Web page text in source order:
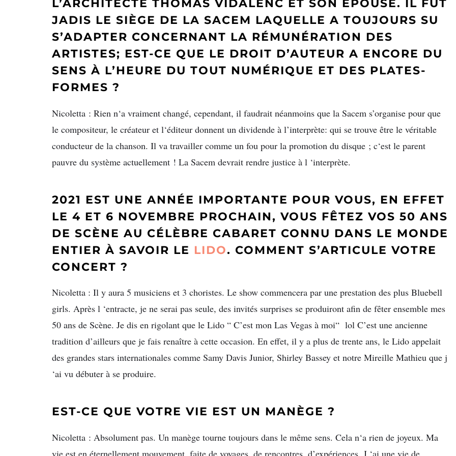
L’ARCHITECTE THOMAS VIDALENC ET SON ÉPOUSE. IL FUT
JADIS LE SIÈGE DE LA SACEM LAQUELLE A TOUJOURS SU
S’ADAPTER CONCERNANT LA RÉMUNÉRATION DES
ARTISTES; EST-CE QUE LE DROIT D’AUTEUR A ENCORE DU
SENS À L’HEURE DU TOUT NUMÉRIQUE ET DES PLATES-
FORMES ?
Nicoletta : Rien n‘a vraiment changé, cependant, il faudrait néanmoins que la Sacem s’organise pour que
le compositeur, le créateur et l‘éditeur donnent un dividende à l’interprète: qui se trouve être le véritable
conducteur de la chanson. Il va travailler comme un fou pour la promotion du disque ; c‘est le parent
pauvre du système actuellement ! La Sacem devrait rendre justice à l ‘interprète.
2021 EST UNE ANNÉE IMPORTANTE POUR VOUS, EN EFFET
LE 4 ET 6 NOVEMBRE PROCHAIN, VOUS FÊTEZ VOS 50 ANS
DE SCÈNE AU CÉLÈBRE CABARET CONNU DANS LE MONDE
ENTIER À SAVOIR LE LIDO. COMMENT S’ARTICULE VOTRE
CONCERT ?
Nicoletta : Il y aura 5 musiciens et 3 choristes. Le show commencera par une prestation des plus Bluebell
girls. Après l ‘entracte, je ne serai pas seule, des invités surprises se produiront afin de fêter ensemble mes
50 ans de Scène. Je dis en rigolant que le Lido “ C’est mon Las Vegas à moi“ lol C’est une ancienne
tradition d’ailleurs que je fais renaître à cette occasion. En effet, il y a plus de trente ans, le Lido appelait
des grandes stars internationales comme Samy Davis Junior, Shirley Bassey et notre Mireille Mathieu que j
‘ai vu débuter à se produire.
EST-CE QUE VOTRE VIE EST UN MANÈGE ?
Nicoletta : Absolument pas. Un manège tourne toujours dans le même sens. Cela n‘a rien de joyeux. Ma
vie est en éternellement mouvement, faite de voyages, de rencontres, d’expériences. J ‘ai une vie de